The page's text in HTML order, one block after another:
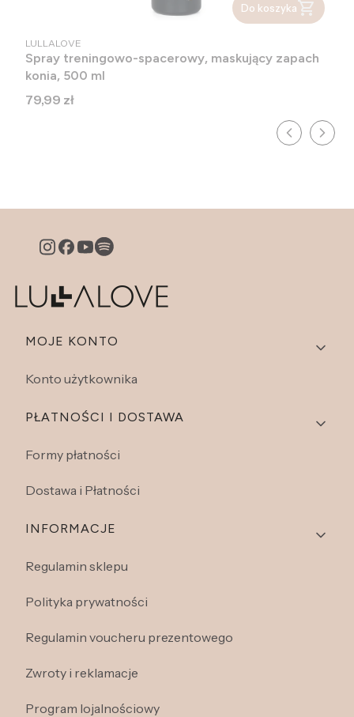
Do koszyka
PRODUCENT
LULLALOVE
Spray treningowo-spacerowy, maskujący zapach
konia, 500 ml
Cena
79,99 zł
Linki w stopce
MOJE KONTO
Konto użytkownika
PŁATNOŚCI I DOSTAWA
Formy płatności
Dostawa i Płatności
INFORMACJE
Regulamin sklepu
Polityka prywatności
Regulamin voucheru prezentowego
Zwroty i reklamacje
Program lojalnościowy